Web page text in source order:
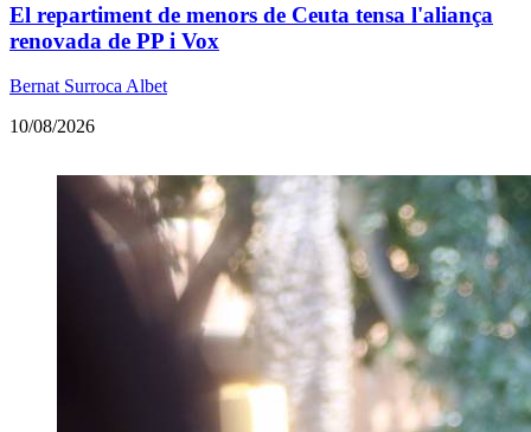
El repartiment de menors de Ceuta tensa l'aliança
renovada de PP i Vox
Bernat Surroca Albet
10/08/2026